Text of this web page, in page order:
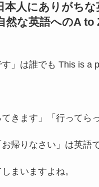
本人にありがちな
然な英語へのA to
す」は誰でも This is a
きます」「行ってら
お帰りなさい」は英語
まいますよね。